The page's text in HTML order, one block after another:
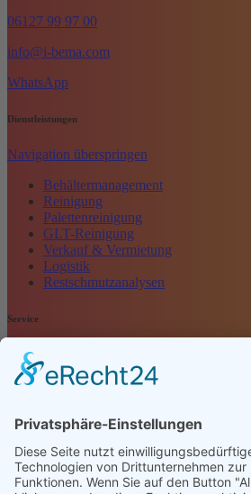
06127 99 97 00
info@i-bema.com
WhatsApp
Dienstleistungen
Navigation überspringen
Behältermanagement
Reinigung
Palettenreinigung
GLT-Reinigung
Verkauf & Vermietung
Logistik
Restschmutzanalysen
Service
Navigation überspringen
Kontakt
Anfrage
Impressum
Datenschutz
AGB